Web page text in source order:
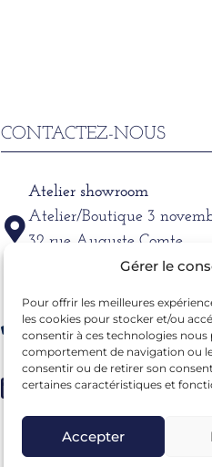
Gérer le
Pour offrir les meilleures
les cookies pour stocker et/ou
consentir à ces technologies
comportement de navigation ou
consentir ou de retirer son
certaines caractéristiques et
Accepter
CONTACTEZ-NOUS
Atelier showroom
Atelier/Boutique 3
32 rue Auguste Comte
69002 LYON
Téléphone
06 15 61 39 66
Mail